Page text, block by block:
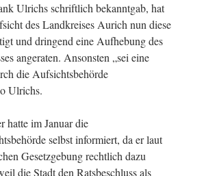
Ulrichs schriftlich bekanntgab, hat
des Landkreises Aurich nun diese
und dringend eine Aufhebung des
angeraten. Ansonsten „sei eine
die Aufsichtsbehörde
Ulrichs.
hatte im Januar die
selbst informiert, da er laut
Gesetzgebung rechtlich dazu
die Stadt den Ratsbeschluss als